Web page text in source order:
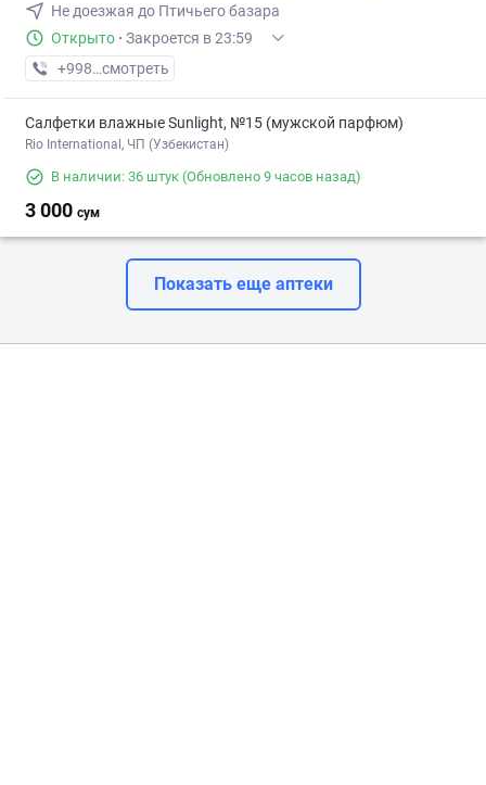
Не доезжая до Птичьего базара
Открыто · Закроется в 23:59
+998 (55) XXX-XX-XX
смотреть
Салфетки влажные Sunlight, №15 (мужской парфюм)
Rio International, ЧП (Узбекистан)
В наличии: 36 штук (Обновлено 9 часов назад)
3 000 сум
Показать еще аптеки